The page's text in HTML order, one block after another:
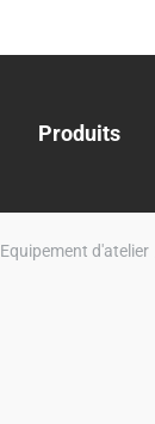
Produits
Equipement d'atelier